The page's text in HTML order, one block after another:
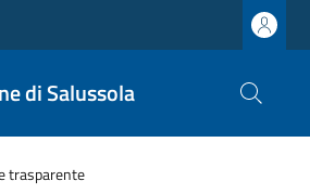
di Salussola
trasparente